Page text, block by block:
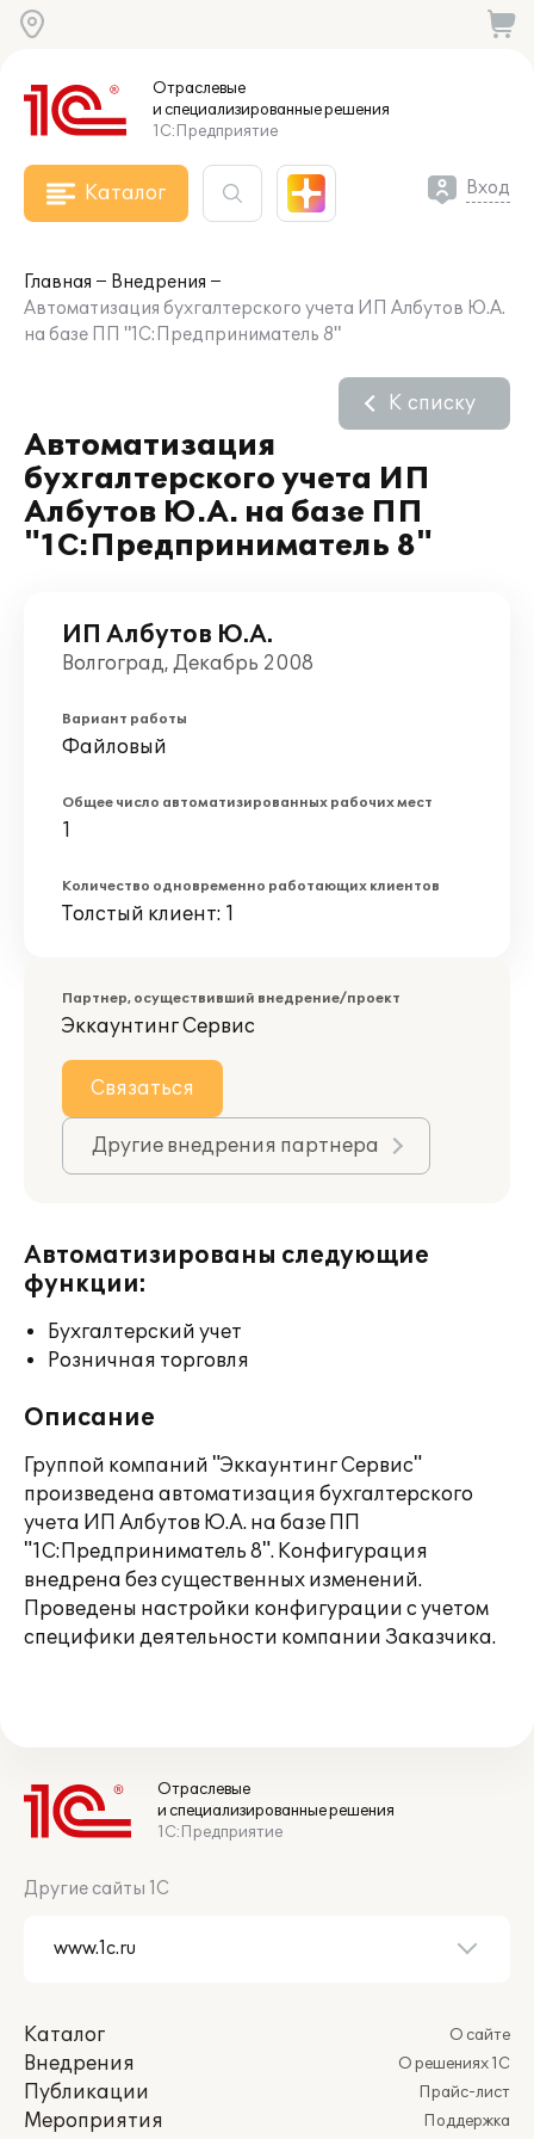
Отраслевые
и специализированныерешения
1С:Предприятие
Каталог Вход
Главная
Внедрения
Автоматизация бухгалтерского учета ИП Албутов Ю.А.
на базе ПП "1С:Предприниматель 8"
Автоматизация
бухгалтерского учета ИП
Албутов Ю.А. на базе ПП
"1С:Предприниматель 8"
К списку
ИП Албутов Ю.А.
Волгоград, Декабрь 2008
Вариант работы
Файловый
Общее число автоматизированных рабочих мест
1
Количество одновременно работающих клиентов
Толстый клиент: 1
Партнер, осуществивший внедрение/проект
Эккаунтинг Сервис
Связаться
Другие внедрения партнера
Автоматизированы следующие
функции:
Бухгалтерский учет
Розничная торговля
Описание
Группой компаний "Эккаунтинг Сервис"
произведена автоматизация бухгалтерского
учета ИП Албутов Ю.А. на базе ПП
"1С:Предприниматель 8". Конфигурация
внедрена без существенных изменений.
Проведены настройки конфигурации с учетом
специфики деятельности компании Заказчика.
Отраслевые
и специализированные решения
1С:Предприятие
Другие сайты 1С
Каталог
Внедрения
Публикации
Мероприятия
О сайте
О решениях 1С
Прайс-лист
Поддержка